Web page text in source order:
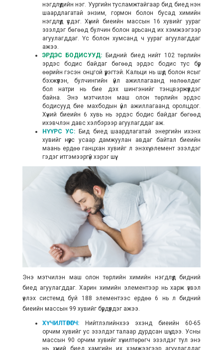
нэгдлүүдийн нэг. Уургийн тусламжтайгаар бид биед нэн
шаардлагатай энзим, гормон болон бусад химийн
нэгдлүүд үүсдэг. Хүний биеийн массын 16 хувийг уураг
эзэлдэг бөгөөд булчин болон арьсанд их хэмжээгээр
агуулагддаг. Үс болон хумсанд ч уураг агуулагддаг
ажээ.
ЭРДЭС БОДИСУУД: Бидний биед нийт 102 төрлийн
эрдэс бодис байдаг бөгөөд эрдэс бодис тус бүр
өөрийн гэсэн онцгой үүрэгтэй. Кальци нь шүд болон ясыг
бэхжүүлэн, булчингийн үйл ажиллагаанд нөлөөлдөг
болнатри нь бие дэх шингэнийг тэнцвэржүүлдэг
байна.
Энэ мэтчилэн маш олон төрлийн эрдэс
бодисууд бие махбодын үйл ажиллагаанд оролцдог.
Хүний биеийн 6 хувь нь эрдэс бодис байдаг бөгөөд
ихэвчлэн давс хэлбэрээр агуулагддаг аж.
НҮҮРС УС: Бид биед шаардлагатай энергийн ихэнх
хувийг нүүрс усаар дамжуулан авдаг байтал биеийн
маань ердөө ганцхан хувийг л энэхүү элемент эзэлдэг
гэдэг итгэмээргүй хэрэг шүү.
Энэ мэтчилэн маш олон төрлийн химийн нэгдлүүд бидний
биед агуулагддаг. Харин химийн элементээр нь харж үзвэл
үелэх системд буй 188 элементээс ердөө 6 нь л бидний
биеийн массын 99 хувийг бүрдүүлдэг ажээ.
ХҮЧИЛТӨРӨГЧ:Нийтлэлийнхээ эхэнд биеийн 60-65
орчим хувийг ус эзэлдэг талаар дурдсан шүү дээ. Усны
массын 90 орчим хувийг хүчилтөрөгч эзэлдэг тул энэ
нь хүний биед хамгийн их хэмжээгээр агуулагддаг